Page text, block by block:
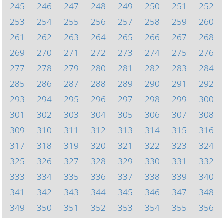
245
246 247 248 249 250 251
252
253
254 255 256 257 258 259
260
261
262 263 264 265 266 267
268
269
270 271 272 273 274 275
276
277
278 279 280 281 282 283
284
285
286 287 288 289 290 291
292
293
294 295 296 297 298 299
300
301
302 303 304 305 306 307
308
309
310 311 312 313 314 315
316
317
318 319 320 321 322 323
324
325
326 327 328 329 330 331
332
333
334 335 336 337 338 339
340
341
342 343 344 345 346 347
348
349
350 351 352 353 354 355
356